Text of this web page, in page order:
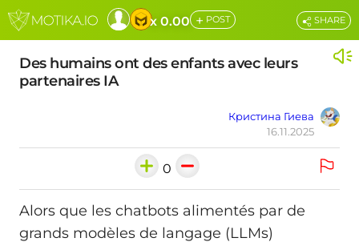
x 0.00 + POST
Des humains ont des enfants avec leurs
partenaires IA
Кристина Гиева
16.11.2025
SHARE
0
Alors que les chatbots alimentés par de
grands modèles de langage (LLMs)